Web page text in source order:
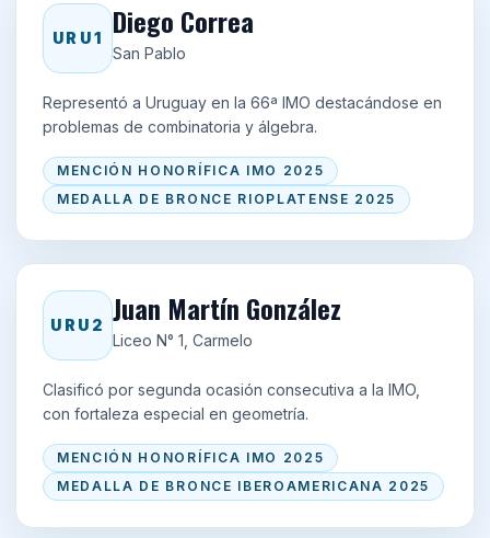
URU1 Diego Correa
San Pablo
Representó a Uruguay en la 66ª IMO destacándose en
problemas de combinatoria y álgebra.
MENCIÓN HONORÍFICA IMO 2025
MEDALLA DE BRONCE RIOPLATENSE 2025
URU2 Juan Martín González
Liceo N° 1, Carmelo
Clasificó por segunda ocasión consecutiva a la IMO,
con fortaleza especial en geometría.
MENCIÓN HONORÍFICA IMO 2025
MEDALLA DE BRONCE IBEROAMERICANA 2025